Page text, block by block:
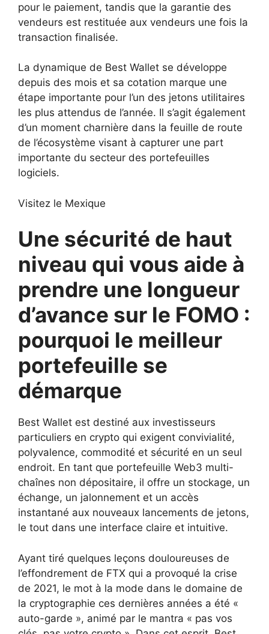
pour le paiement, tandis que la garantie des
vendeurs est restituée aux vendeurs une fois la
transaction finalisée.
La dynamique de Best Wallet se développe
depuis des mois et sa cotation marque une
étape importante pour l’un des jetons utilitaires
les plus attendus de l’année. Il s’agit également
d’un moment charnière dans la feuille de route
de l’écosystème visant à capturer une part
importante du secteur des portefeuilles
logiciels.
Visitez le Mexique
Une sécurité de haut
niveau qui vous aide à
prendre une longueur
d’avance sur le FOMO :
pourquoi le meilleur
portefeuille se
démarque
Best Wallet est destiné aux investisseurs
particuliers en crypto qui exigent convivialité,
polyvalence, commodité et sécurité en un seul
endroit. En tant que portefeuille Web3 multi-
chaînes non dépositaire, il offre un stockage, un
échange, un jalonnement et un accès
instantané aux nouveaux lancements de jetons,
le tout dans une interface claire et intuitive.
Ayant tiré quelques leçons douloureuses de
l’effondrement de FTX qui a provoqué la crise
de 2021, le mot à la mode dans le domaine de
la cryptographie ces dernières années a été «
auto-garde », animé par le mantra « pas vos